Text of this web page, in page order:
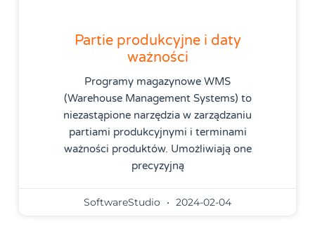
Partie produkcyjne i daty
ważności
Programy magazynowe WMS
(Warehouse Management Systems) to
niezastąpione narzędzia w zarządzaniu
partiami produkcyjnymi i terminami
ważności produktów. Umożliwiają one
precyzyjną
SoftwareStudio 2024-02-04